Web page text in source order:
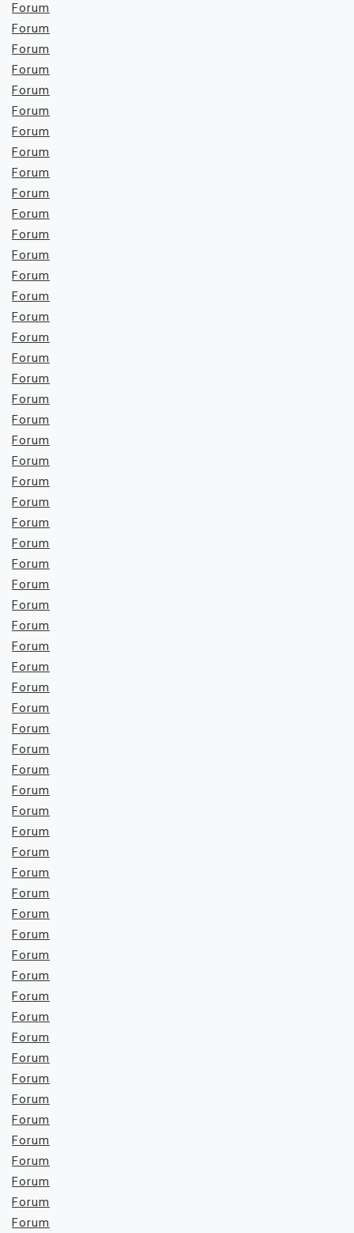
Forum
Forum
Forum
Forum
Forum
Forum
Forum
Forum
Forum
Forum
Forum
Forum
Forum
Forum
Forum
Forum
Forum
Forum
Forum
Forum
Forum
Forum
Forum
Forum
Forum
Forum
Forum
Forum
Forum
Forum
Forum
Forum
Forum
Forum
Forum
Forum
Forum
Forum
Forum
Forum
Forum
Forum
Forum
Forum
Forum
Forum
Forum
Forum
Forum
Forum
Forum
Forum
Forum
Forum
Forum
Forum
Forum
Forum
Forum
Forum